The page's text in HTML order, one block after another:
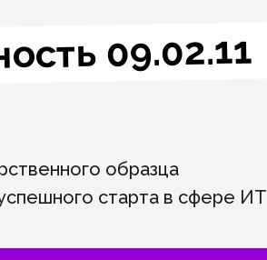
09.02.11
образца
старта в сфере ИТ